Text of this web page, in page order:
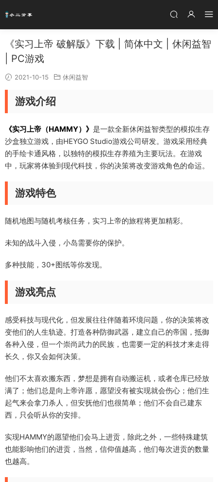
《实习上帝 破解版》下载 | 简体中文 | 休闲益智
| PC游戏
2021-10-15 休闲益智
游戏介绍
《实习上帝（HAMMY）》 是一款全新休闲益智类型的模拟生存
沙盒独立游戏，由HEYGO Studio游戏公司研发。游戏采用经典
的手绘卡通风格，以独特的模拟生存养殖为主要玩法。在游戏
中，玩家将体验到现代科技，你的决策将改变游戏角色的命运。
游戏特色
随机地图与随机考核任务，实习上帝的旅程将更加精彩。
未知的战斗入侵，小岛需要你的保护。
多种技能，30+图纸等你发现。
游戏亮点
感受科技与现代化，但发展往往伴随着环境问题，你的决策将改
变他们的人生轨迹。打造各种防御武器，建立自己的帝国，抵御
各种入侵，但一个崇尚武力的民族，也需要一定的科技才来走得
长久，你又会如何决策。
他们不太喜欢搬东西，梦想是拥有自动搬运机，或者仓库已经放
满了；他们总是向上帝许愿，愿望没有被实现就会伤心；他们生
起气来会拿刀杀人，但安抚他们也很简单；他们不会自己建东
西，只会听从你的安排。
实现HAMMY的愿望他们会马上进贡，除此之外，一些特殊建筑
也能影响他们的进贡，当然，信仰值越高，他们每次进贡的数量
也越高。